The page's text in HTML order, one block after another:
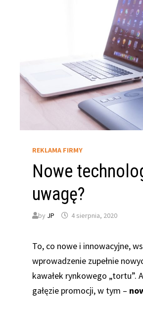
REKLAMA FIRMY
Nowe
uwagę?
by JP 4 sierpnia, 2020
To, co nowe i innowacyjne,
wprowadzenie zupełnie
kawałek rynkowego „tortu”.
gałęzie promocji, w tym –